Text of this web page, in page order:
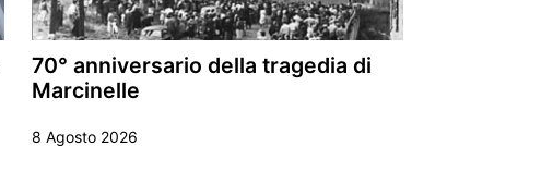
70° anniversario della tragedia di
Marcinelle
8 Agosto 2026